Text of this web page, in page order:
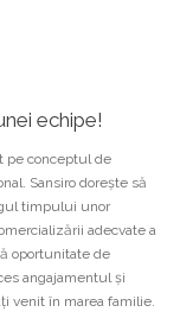
echipe!
pe conceptul de
Sansiro doreşte să
timpului unor
adecvate a
oportunitate de
angajamentul și
venit în marea familie.